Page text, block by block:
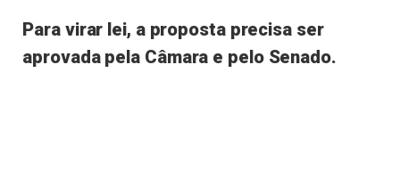
Para virar lei, a proposta precisa ser
aprovada pela Câmara e pelo Senado.